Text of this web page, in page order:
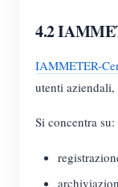
4.2
IAMMETER-
utenti
Si concentra su: